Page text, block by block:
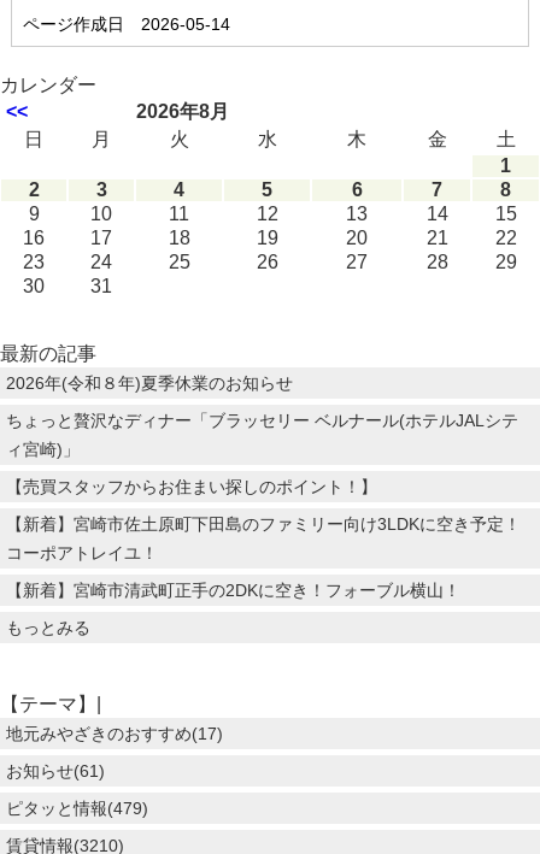
ページ作成日 2026-05-14
カレンダー
<<
2026年8月
日
月 火 水 木 金
土
1
2
3 4 5 6 7
8
9
10 11 12 13 14
15
16
17 18 19 20 21
22
23
24 25 26 27 28
29
30
31
最新の記事
2026年(令和８年)夏季休業のお知らせ
ちょっと贅沢なディナー「ブラッセリー ベルナール(ホテルJALシテ
ィ宮崎)」
【売買スタッフからお住まい探しのポイント！】
【新着】宮崎市佐土原町下田島のファミリー向け3LDKに空き予定！
コーポアトレイユ！
【新着】宮崎市清武町正手の2DKに空き！フォーブル横山！
もっとみる
【テーマ】|
地元みやざきのおすすめ(17)
お知らせ(61)
ピタッと情報(479)
賃貸情報(3210)